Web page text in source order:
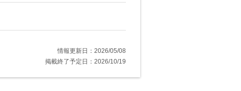
情報更新日：2026/05/08
掲載終了予定日：2026/10/19